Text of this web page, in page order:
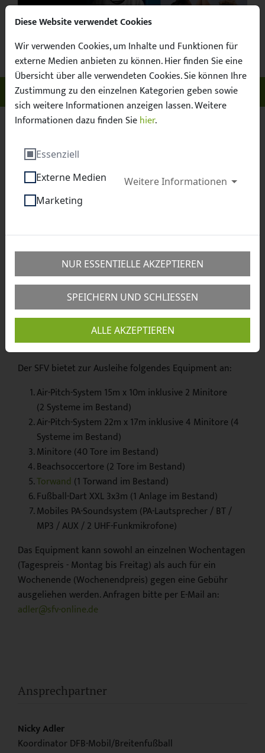
Facebook
X / Twitter
Instagram
YouTubeSuche
Unser Sachsen. Euer Fussball. Menü
Sächsischer Fußball-Verband e.V.
Ausleihe
Die mobilen Anlagen lassen sich vielseitig einsetzen.
Der SFV bietet zur Ausleihe folgendes Equipment an:
Air-Pitch-System 15m x 10m inklusive 2 Minitore
(2 Systeme im Bestand)
Air-Pitch-System 22m x 17m inklusive 4 Minitore (4
Systeme im Bestand)
Minitore (40 Tore im Bestand)
Beachsoccertore (2 Tore im Bestand)
Torwand (1 Torwand im Bestand)
Fußball-Dart XXL 3x3m (1 Anlage im Bestand)
Mobiles PA-Soundsystem (PA-Lautsprecher / BT /
MP3 / AUX / 2 UHF-Funkmikrofone)
Das Equipment kann sowohl an einzelnen Wochentagen
(Tagespreis - Montag bis Freitag) als auch für ein
Wochenende (Wochenendpreis) gegen eine Gebühr
ausgeliehen werden. Anfragen bitte per E-Mail an:
adler@sfv-online.de
Ansprechpartner
Nicky Adler
Koordinator DFB-Mobil/Breitenfußball
Diese Website verwendet Cookies
Wir verwenden Cookies, um Inhalte und Funktionen für
externe Medien anbieten zu können. Hier finden Sie eine
Übersicht über alle verwendeten Cookies. Sie können Ihre
Zustimmung zu den einzelnen Kategorien geben sowie
sich weitere Informationen anzeigen lassen. Weitere
Informationen dazu finden Siehier.
Essenziell
Externe Medien
Marketing
Weitere Informationen
NUR ESSENTIELLE AKZEPTIEREN
SPEICHERN UND SCHLIESSEN
ALLE AKZEPTIEREN